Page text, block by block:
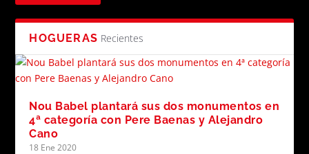
HOGUERAS Recientes
Nou Babel plantará sus dos monumentos en
4ª categoría con Pere Baenas y Alejandro
Cano
18 Ene 2020